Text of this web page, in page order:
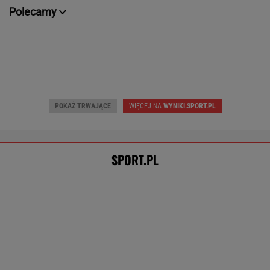
Polecamy
POKAŻ TRWAJĄCE WIĘCEJ NA WYNIKI.SPORT.PL
SPORT.PL